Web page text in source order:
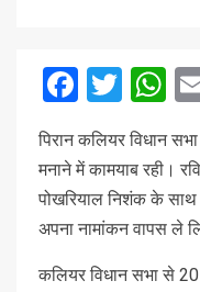
पिरान कलियर विधान
मनाने में कामयाब रही।
पोखरियाल निशंक के
अपना नामांकन वापस ले
कलियर विधान सभा से